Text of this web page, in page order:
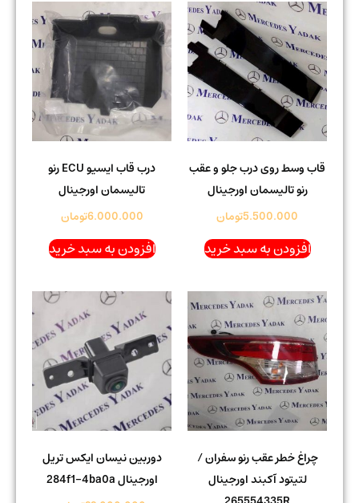
قاب وسط روی درب جلو و عقب
رنو تالیسمان اورجینال
5.500.000تومان
افزودن به سبد خرید
درب قاب ایسیو ECU رنو
تالیسمان اورجینال
6.000.000تومان
افزودن به سبد خرید
چراغ خطر عقب رنو سفران /
لتیتود آکبند اورجینال
دوربین نیسان ایکس تریل
اورجینال 284f1-4ba0a